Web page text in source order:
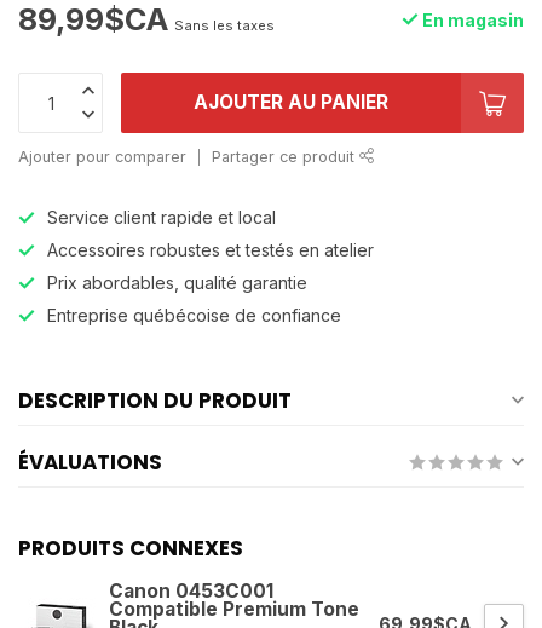
89,99$CA Sans les taxes En magasin
AJOUTER AU PANIER
Ajouter pour comparer Partager ce produit
Service client rapide et local
Accessoires robustes et testés en atelier
Prix abordables, qualité garantie
Entreprise québécoise de confiance
DESCRIPTION DU PRODUIT
ÉVALUATIONS
PRODUITS CONNEXES
Canon 0453C001
Compatible Premium Tone